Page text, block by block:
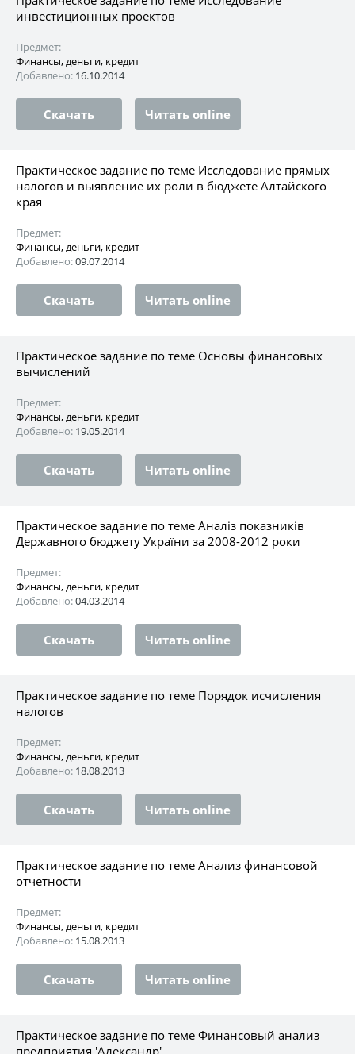
инвестиционных проектов
Предмет:
Финансы, деньги, кредит
Добавлено: 16.10.2014
Скачать Читать online
Практическое задание по теме Исследование прямых
налогов и выявление их роли в бюджете Алтайского
края
Предмет:
Финансы, деньги, кредит
Добавлено:09.07.2014
Скачать Читать online
Практическое задание по теме Основы финансовых
вычислений
Предмет:
Финансы, деньги, кредит
Добавлено: 19.05.2014
Скачать Читать online
Практическое задание по теме Аналіз показників
Державного бюджету України за 2008-2012 роки
Предмет:
Финансы, деньги, кредит
Добавлено:04.03.2014
Скачать Читать online
Практическое задание по теме Порядок исчисления
налогов
Предмет:
Финансы, деньги, кредит
Добавлено: 18.08.2013
Скачать Читать online
Практическое задание по теме Анализ финансовой
отчетности
Предмет:
Финансы, деньги, кредит
Добавлено: 15.08.2013
Скачать Читать online
Практическое задание по теме Финансовый анализ
предприятия 'Александр'